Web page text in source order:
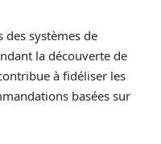
des systèmes de
la découverte de
à fidéliser les
basées sur